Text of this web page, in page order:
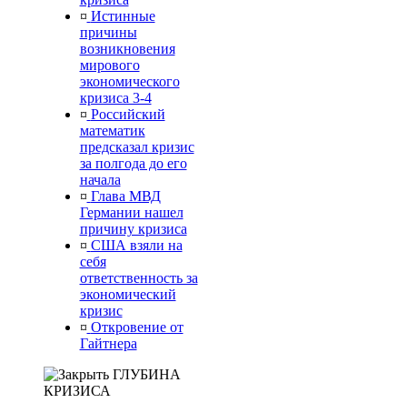
¤ Истинные
причины
возникновения
мирового
экономического
кризиса 3-4
¤ Российский
математик
предсказал кризис
за полгода до его
начала
¤ Глава МВД
Германии нашел
причину кризиса
¤ США взяли на
себя
ответственность за
экономический
кризис
¤ Откровение от
Гайтнера
ГЛУБИНА
КРИЗИСА